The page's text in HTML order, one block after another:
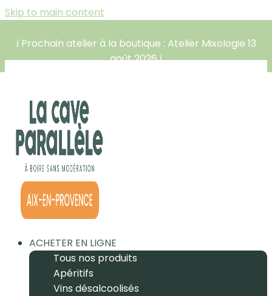
Skip to main content
ℹ️ Prochain atelier à la boutique : Atelier Mixologie 13
août 2026 ℹ️
ACHETER EN LIGNE
Tous nos produits
Apéritifs
Vins désalcoolisés